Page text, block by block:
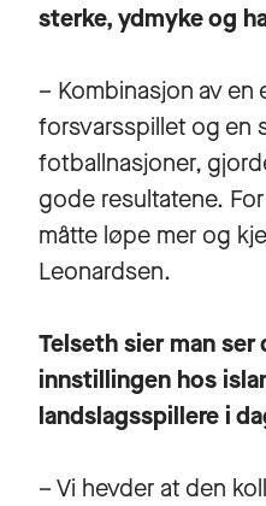
sterke, ydmyke og
– Kombinasjon av
forsvarsspillet og en
fotballnasjoner,
gode resultatene.
måtte løpe mer og
Leonardsen.
Telseth sier man ser
innstillingen hos
landslagsspillere i
– Vi hevder at den